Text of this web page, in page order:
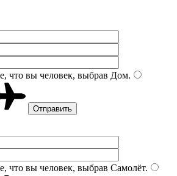
что вы человек, выбрав Дом.
что вы человек, выбрав Самолёт.